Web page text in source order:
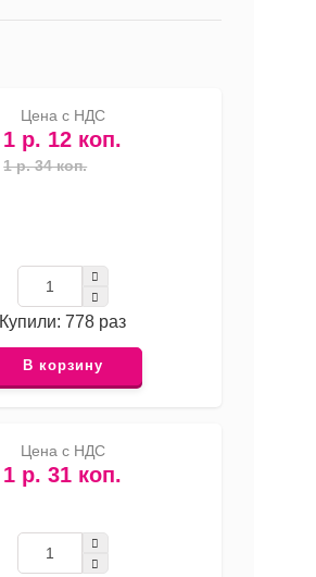
Цена с НДС
1 р. 12 коп.
1 р. 34 коп.
Купили: 778 раз
В корзину
Цена с НДС
1 р. 31 коп.